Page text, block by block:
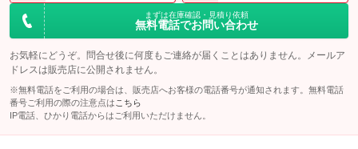
まずは在庫確認・見積り依頼
無料電話でお問い合わせ
お気軽にどうぞ。問合せ後に何度もご連絡が届くことはありません。メールア
ドレスは販売店に公開されません。
※無料電話をご利用の場合は、販売店へお客様の電話番号が通知されます。無料電話
番号ご利用の際の注意点は こちら
IP電話、ひかり電話からはご利用いただけません。